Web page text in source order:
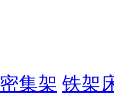
密集架 铁架